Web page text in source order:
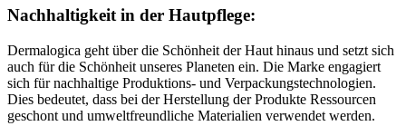
Nachhaltigkeit in der Hautpflege:
Dermalogica geht über die Schönheit der Haut hinaus und setzt sich
auch für die Schönheit unseres Planeten ein. Die Marke engagiert
sich für nachhaltige Produktions- und Verpackungstechnologien.
Dies bedeutet, dass bei der Herstellung der Produkte Ressourcen
geschont und umweltfreundliche Materialien verwendet werden.